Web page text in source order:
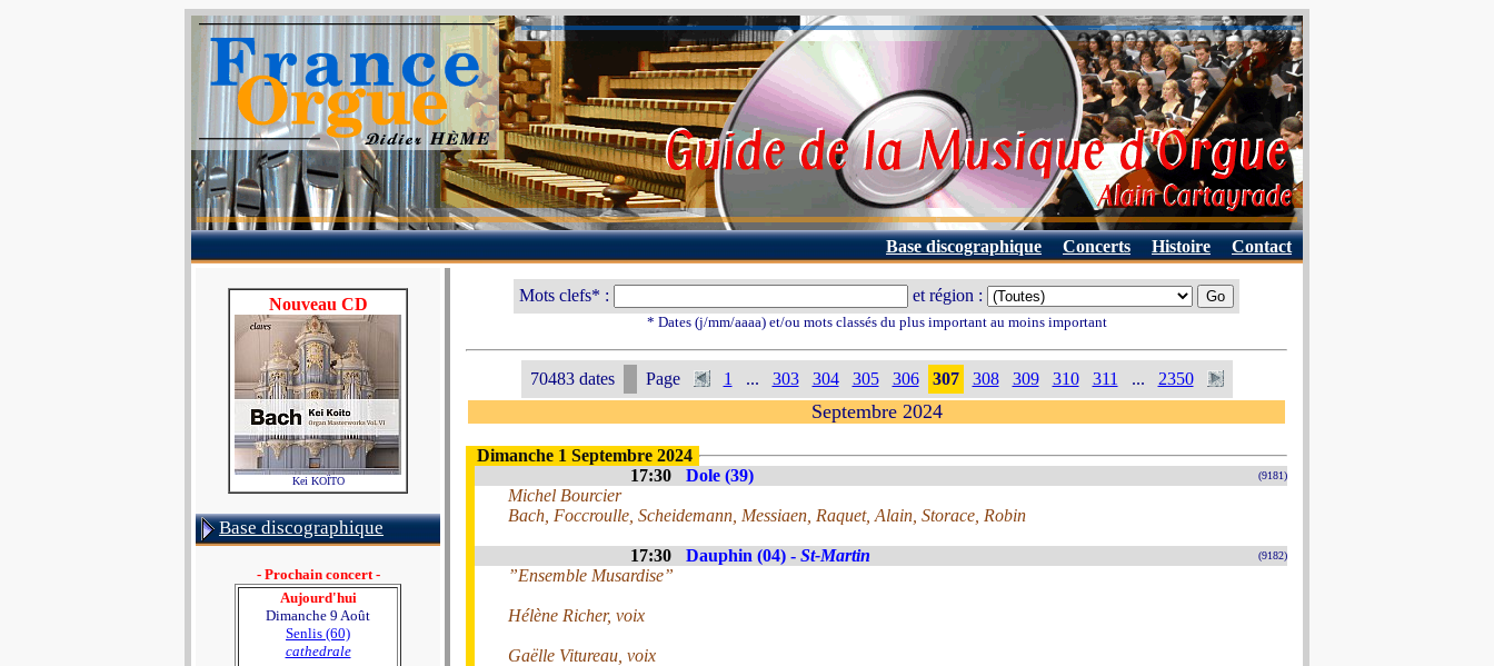
Base discographique Concerts Histoire Contact
Nouveau CD
Kei KOÏTO
Base discographique
- Prochain concert -
Aujourd'hui
Dimanche 9 Août
Senlis (60)
cathedrale
Mots clefs* : et région :
* Dates (j/mm/aaaa) et/ou mots classés du plus important au moins important
70483 dates Page 1 ... 303 304 305 306 307 308 309 310 311 ... 2350
Septembre 2024
Dimanche 1 Septembre 2024
17:30
Dole (39) (9181)
Michel Bourcier
Bach, Foccroulle, Scheidemann, Messiaen, Raquet, Alain, Storace, Robin
17:30 Dauphin (04) - St-Martin (9182)
”Ensemble Musardise”
Hélène Richer, voix
Gaëlle Vitureau, voix